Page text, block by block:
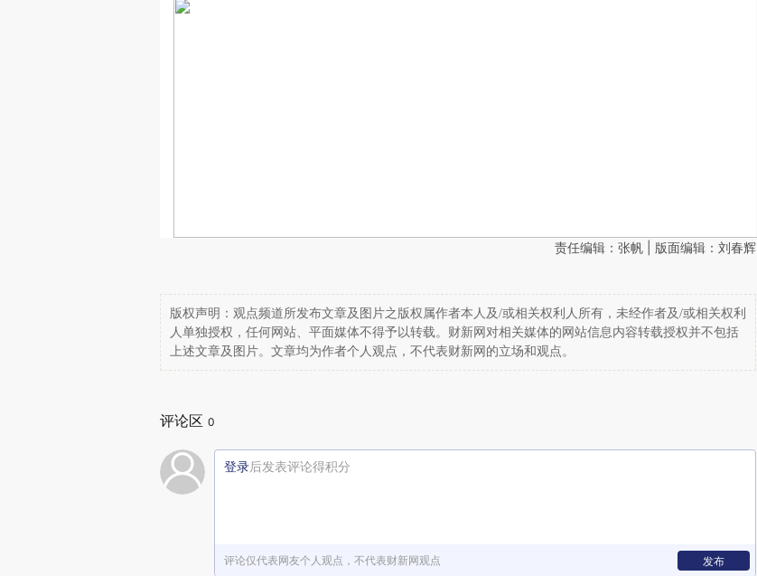
责任编辑：张帆 | 版面编辑：刘春辉
版权声明：观点频道所发布文章及图片之版权属作者本人及/或相关权利人所有，未经作者及/或相关权利
人单独授权，任何网站、平面媒体不得予以转载。财新网对相关媒体的网站信息内容转载授权并不包括
上述文章及图片。文章均为作者个人观点，不代表财新网的立场和观点。
评论区 0
登录后发表评论得积分
评论仅代表网友个人观点，不代表财新网观点 发布